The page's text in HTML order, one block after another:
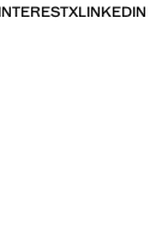
XLINKEDIN